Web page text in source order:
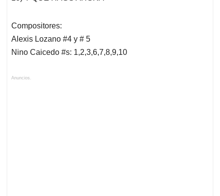
Compositores:
Alexis Lozano #4 y # 5
Nino Caicedo #s: 1,2,3,6,7,8,9,10
Anuncios.